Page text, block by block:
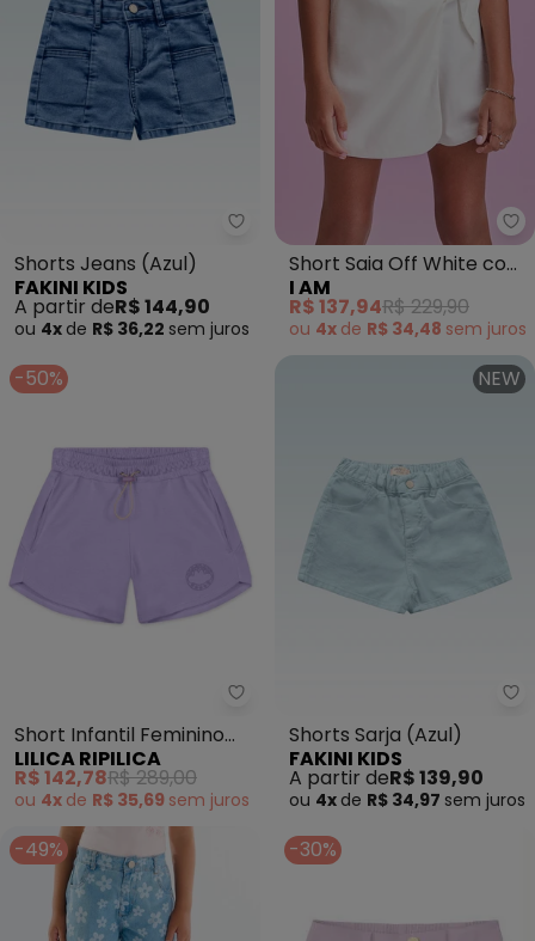
Fakini Kids - Shorts Jeans (Azul)
Shorts Jeans (Azul)
FAKINI KIDS
A partir deR$ 144,90
ou 4x de R$ 36,22 sem juros
I
Short Saia Off White com
Maxi Laço (Off White)
I AM
R$ 137,94R$ 229,90
ou 4x de R$ 34,48 sem juros
-50%
Lilica Ripilica - Short Infantil
Short Infantil Feminino
(Roxo)
LILICA RIPILICA
R$ 142,78R$ 289,00
ou 4x de R$ 35,69 sem juros
NEW
Shorts Sarja (Azul)
FAKINI KIDS
A partir deR$ 139,90
ou 4x de R$ 34,97 sem juros
-49% -30%